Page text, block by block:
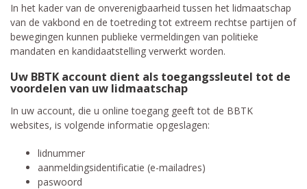
In het kader van de onverenigbaarheid tussen het lidmaatschap
van de vakbond en de toetreding tot extreem rechtse partijen of
bewegingen kunnen publieke vermeldingen van politieke
mandaten en kandidaatstelling verwerkt worden.
Uw BBTK account dient als toegangssleutel tot de
voordelen van uw lidmaatschap
In uw account, die u online toegang geeft tot de BBTK
websites, is volgende informatie opgeslagen:
lidnummer
aanmeldingsidentificatie (e-mailadres)
paswoord